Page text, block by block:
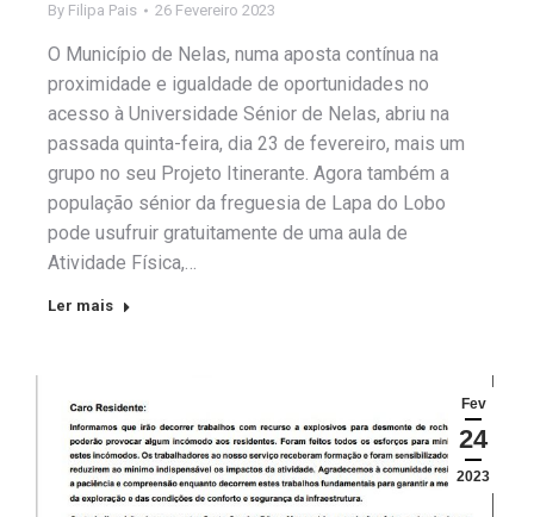
By Filipa Pais 26 Fevereiro 2023
O Município de Nelas, numa aposta contínua na
proximidade e igualdade de oportunidades no
acesso à Universidade Sénior de Nelas, abriu na
passada quinta-feira, dia 23 de fevereiro, mais um
grupo no seu Projeto Itinerante. Agora também a
população sénior da freguesia de Lapa do Lobo
pode usufruir gratuitamente de uma aula de
Atividade Física,…
Ler mais
Fev
24
2023